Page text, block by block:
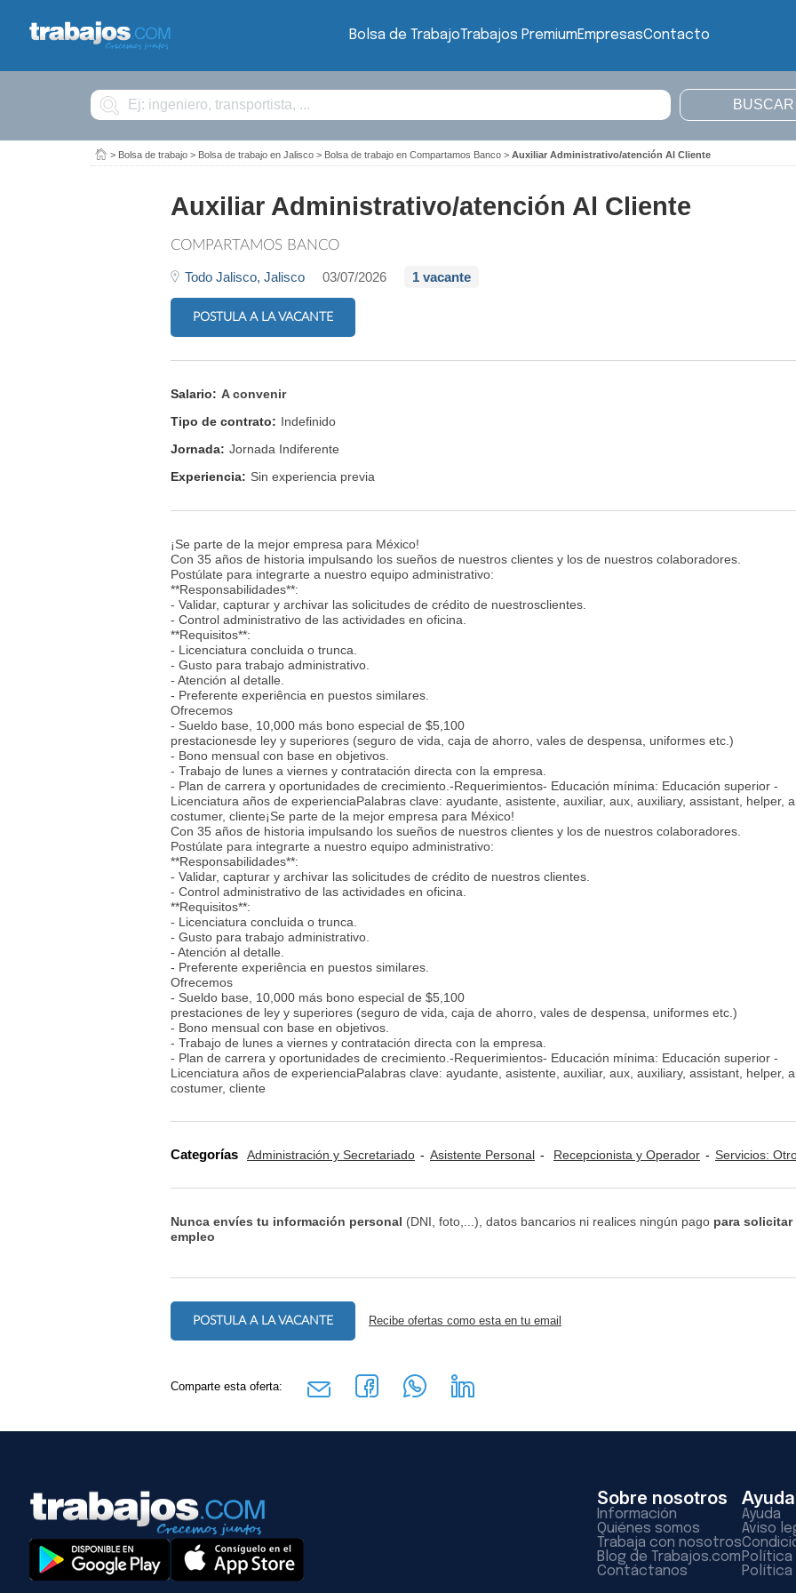
Bolsa de TrabajoTrabajos PremiumEmpresasContacto
Buscar
> Bolsa de trabajo > Bolsa de trabajo en Jalisco > Bolsa de trabajo en Compartamos Banco > Auxiliar Administrativo/atención Al Cliente
Auxiliar Administrativo/atención Al Cliente
COMPARTAMOS BANCO
Todo Jalisco, Jalisco 03/07/2026 1 vacante
POSTULA A LA VACANTE
Salario: A convenir
Tipo de contrato: Indefinido
Jornada: Jornada Indiferente
Experiencia: Sin experiencia previa
¡Se parte de la mejor empresa para México!
Con 35 años de historia impulsando los sueños de nuestros clientes y los de nuestros colaboradores.
Postúlate para integrarte a nuestro equipo administrativo:
**Responsabilidades**:
- Validar, capturar y archivar las solicitudes de crédito de nuestrosclientes.
- Control administrativo de las actividades en oficina.
**Requisitos**:
- Licenciatura concluida o trunca.
- Gusto para trabajo administrativo.
- Atención al detalle.
- Preferente experiência en puestos similares.
Ofrecemos
- Sueldo base, 10,000 más bono especial de $5,100
prestacionesde ley y superiores (seguro de vida, caja de ahorro, vales de despensa, uniformes etc.)
- Bono mensual con base en objetivos.
- Trabajo de lunes a viernes y contratación directa con la empresa.
- Plan de carrera y oportunidades de crecimiento.-Requerimientos- Educación mínima: Educación superior -
Licenciatura años de experienciaPalabras clave: ayudante, asistente, auxiliar, aux, auxiliary, assistant, helper,
costumer, cliente¡Se parte de la mejor empresa para México!
Con 35 años de historia impulsando los sueños de nuestros clientes y los de nuestros colaboradores.
Postúlate para integrarte a nuestro equipo administrativo:
**Responsabilidades**:
- Validar, capturar y archivar las solicitudes de crédito de nuestros clientes.
- Control administrativo de las actividades en oficina.
**Requisitos**:
- Licenciatura concluida o trunca.
- Gusto para trabajo administrativo.
- Atención al detalle.
- Preferente experiência en puestos similares.
Ofrecemos
- Sueldo base, 10,000 más bono especial de $5,100
prestaciones de ley y superiores (seguro de vida, caja de ahorro, vales de despensa, uniformes etc.)
- Bono mensual con base en objetivos.
- Trabajo de lunes a viernes y contratación directa con la empresa.
- Plan de carrera y oportunidades de crecimiento.-Requerimientos- Educación mínima: Educación superior -
Licenciatura años de experienciaPalabras clave: ayudante, asistente, auxiliar, aux, auxiliary, assistant, helper,
costumer, cliente
Categorías Administración y Secretariado Asistente Personal Recepcionista y Operador Servicios:
Nunca envíes tu información personal (DNI, foto,...), datos bancarios ni realices ningún pago para solicitar
empleo
POSTULA A LA VACANTE Recibe ofertas como esta en tu email
Comparte esta oferta:
Sobre nosotros
Información
Quiénes somos
Trabaja con nosotros
Blog de Trabajos.com
Contáctanos
Ayuda
Ayuda
Aviso
Política